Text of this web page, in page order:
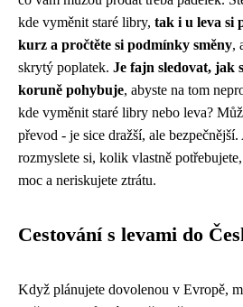
kde vyměnit staré libry, tak i u leva si
kurz a pročtěte si podmínky směny,
skrytý poplatek. Je fajn sledovat, jak
koruně pohybuje, abyste na tom
kde vyměnit staré libry nebo leva?
převod - je sice dražší, ale
rozmyslete si, kolik vlastně
moc a neriskujete ztrátu.
Cestování s levami do
Když plánujete dovolenou v Evropě,